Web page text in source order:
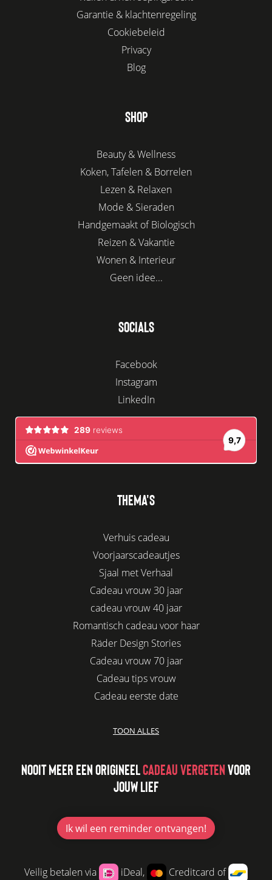
Garantie & klachtenregeling
Cookiebeleid
Privacy
Blog
SHOP
Beauty & Wellness
Koken, Tafelen & Borrelen
Lezen & Relaxen
Mode & Sieraden
Handgemaakt of Biologisch
Reizen & Vakantie
Wonen & Interieur
Geen idee...
SOCIALS
Facebook
Instagram
LinkedIn
THEMA'S
Verhuis cadeau
Voorjaarscadeautjes
Sjaal met Verhaal
Cadeau vrouw 30 jaar
cadeau vrouw 40 jaar
Romantisch cadeau voor haar
Räder Design Stories
Cadeau vrouw 70 jaar
Cadeau tips vrouw
Cadeau eerste date
Leuke kadootjes
Azur
Kaars cadeau geven
Jubileum cadeau
Cadeau idee vriendin
Origineel cadeau voor vriendin
TOON ALLES
NOOIT MEER EEN ORIGINEELCADEAU VERGETENVOOR
JOUW LIEF
Ik wil een reminder ontvangen!
Veilig betalen via iDeal, Creditcard of